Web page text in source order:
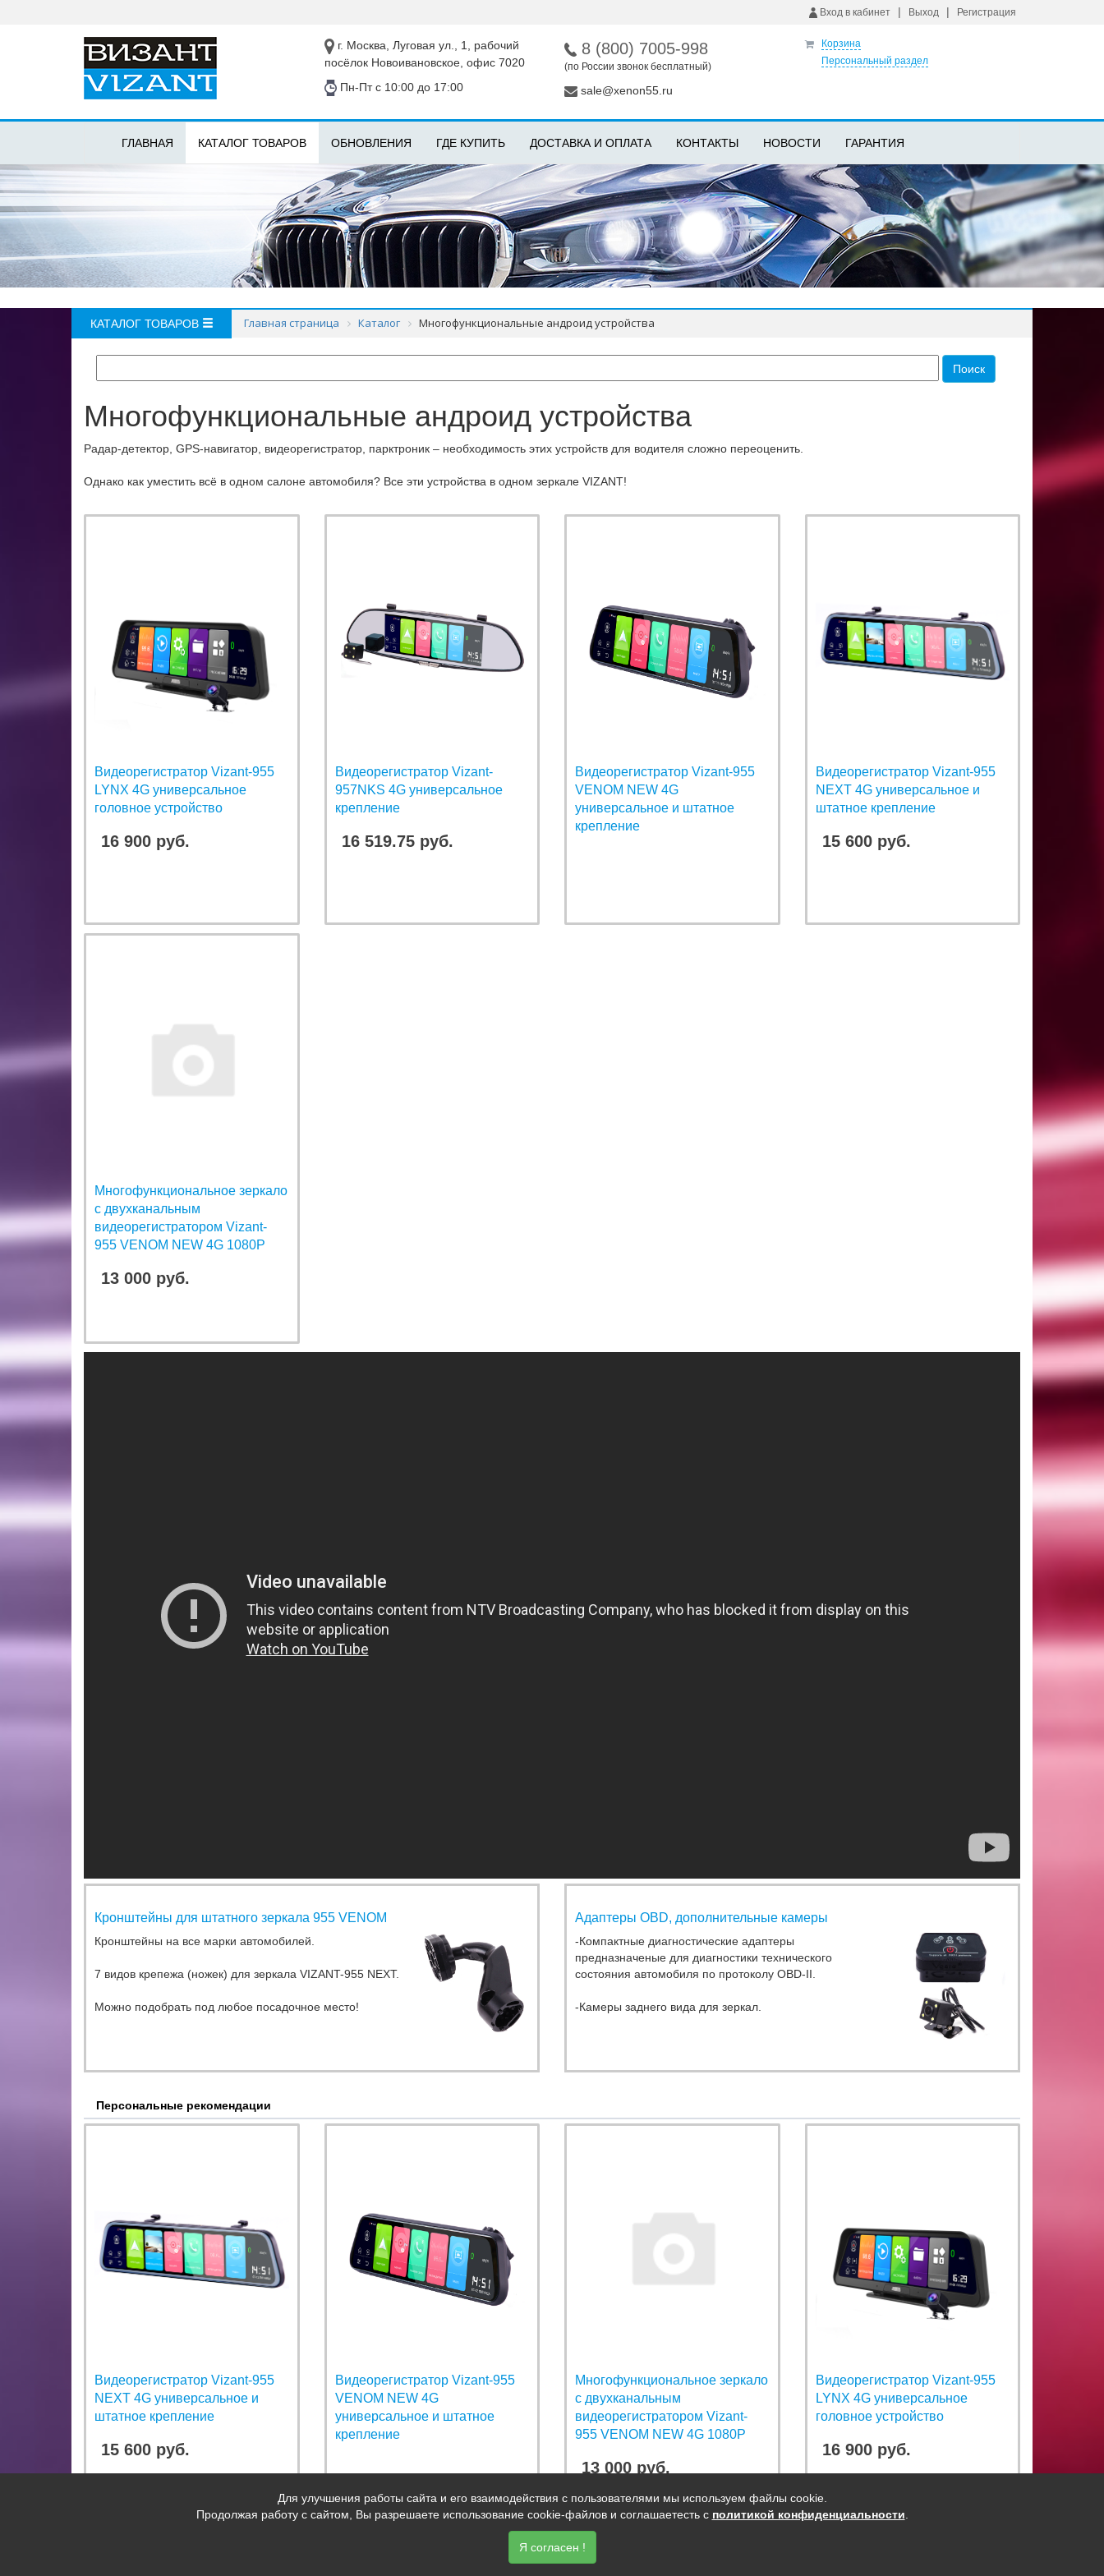
Вход в кабинет | Выход | Регистрация
г. Москва, Луговая ул., 1, рабочий
посёлок Новоивановское, офис 7020
Пн-Пт с 10:00 до 17:00
8 (800) 7005-998
(по России звонок бесплатный)
sale@xenon55.ru
Корзина
Персональный раздел
ГЛАВНАЯ КАТАЛОГ ТОВАРОВ ОБНОВЛЕНИЯ ГДЕ КУПИТЬ ДОСТАВКА И ОПЛАТА КОНТАКТЫ НОВОСТИ ГАРАНТИЯ
КАТАЛОГ ТОВАРОВ Главная страница Каталог Многофункциональные андроид устройства
Многофункциональные андроид устройства
Радар-детектор, GPS-навигатор, видеорегистратор, парктроник – необходимость этих устройств для водителя сложно переоценить.
Однако как уместить всё в одном салоне автомобиля? Все эти устройства в одном зеркале VIZANT!
Видеорегистратор Vizant-955
LYNX 4G универсальное
головное устройство
16 900 руб.
Видеорегистратор Vizant-
957NKS 4G универсальное
крепление
16 519.75 руб.
Видеорегистратор Vizant-955
VENOM NEW 4G
универсальное и штатное
крепление
Видеорегистратор Vizant-955
NEXT 4G универсальное и
штатное крепление
15 600 руб.
Многофункциональное зеркало
с двухканальным
видеорегистратором Vizant-
955 VENOM NEW 4G 1080P
13 000 руб.
Кронштейны для штатного зеркала 955 VENOM
Кронштейны на все марки автомобилей.
7 видов крепежа (ножек) для зеркала VIZANT-955 NEXT.
Можно подобрать под любое посадочное место!
Адаптеры OBD, дополнительные камеры
-Компактные диагностические адаптеры
предназначеные для диагностики технического
состояния автомобиля по протоколу ОВD-II.
-Камеры заднего вида для зеркал.
Персональные рекомендации
Видеорегистратор Vizant-955
NEXT 4G универсальное и
штатное крепление
15 600 руб.
Видеорегистратор Vizant-955
VENOM NEW 4G
универсальное и штатное
крепление
Многофункциональное зеркало
с двухканальным
видеорегистратором Vizant-
955 VENOM NEW 4G 1080P
13 000 руб.
Видеорегистратор Vizant-955
LYNX 4G универсальное
головное устройство
16 900 руб.
Для улучшения работы сайта и его взаимодействия с пользователями мы используем файлы cookie.
Продолжая работу с сайтом, Вы разрешаете использование cookie-файлов и соглашаетесть с политикой конфиденциальности
Я согласен !